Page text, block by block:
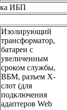
ИБП
Изолирующий
трансформатор,
батареи с
увеличенным
сроком службы,
ВБМ, разъем X-
слот (для
подключения
адаптеров Web